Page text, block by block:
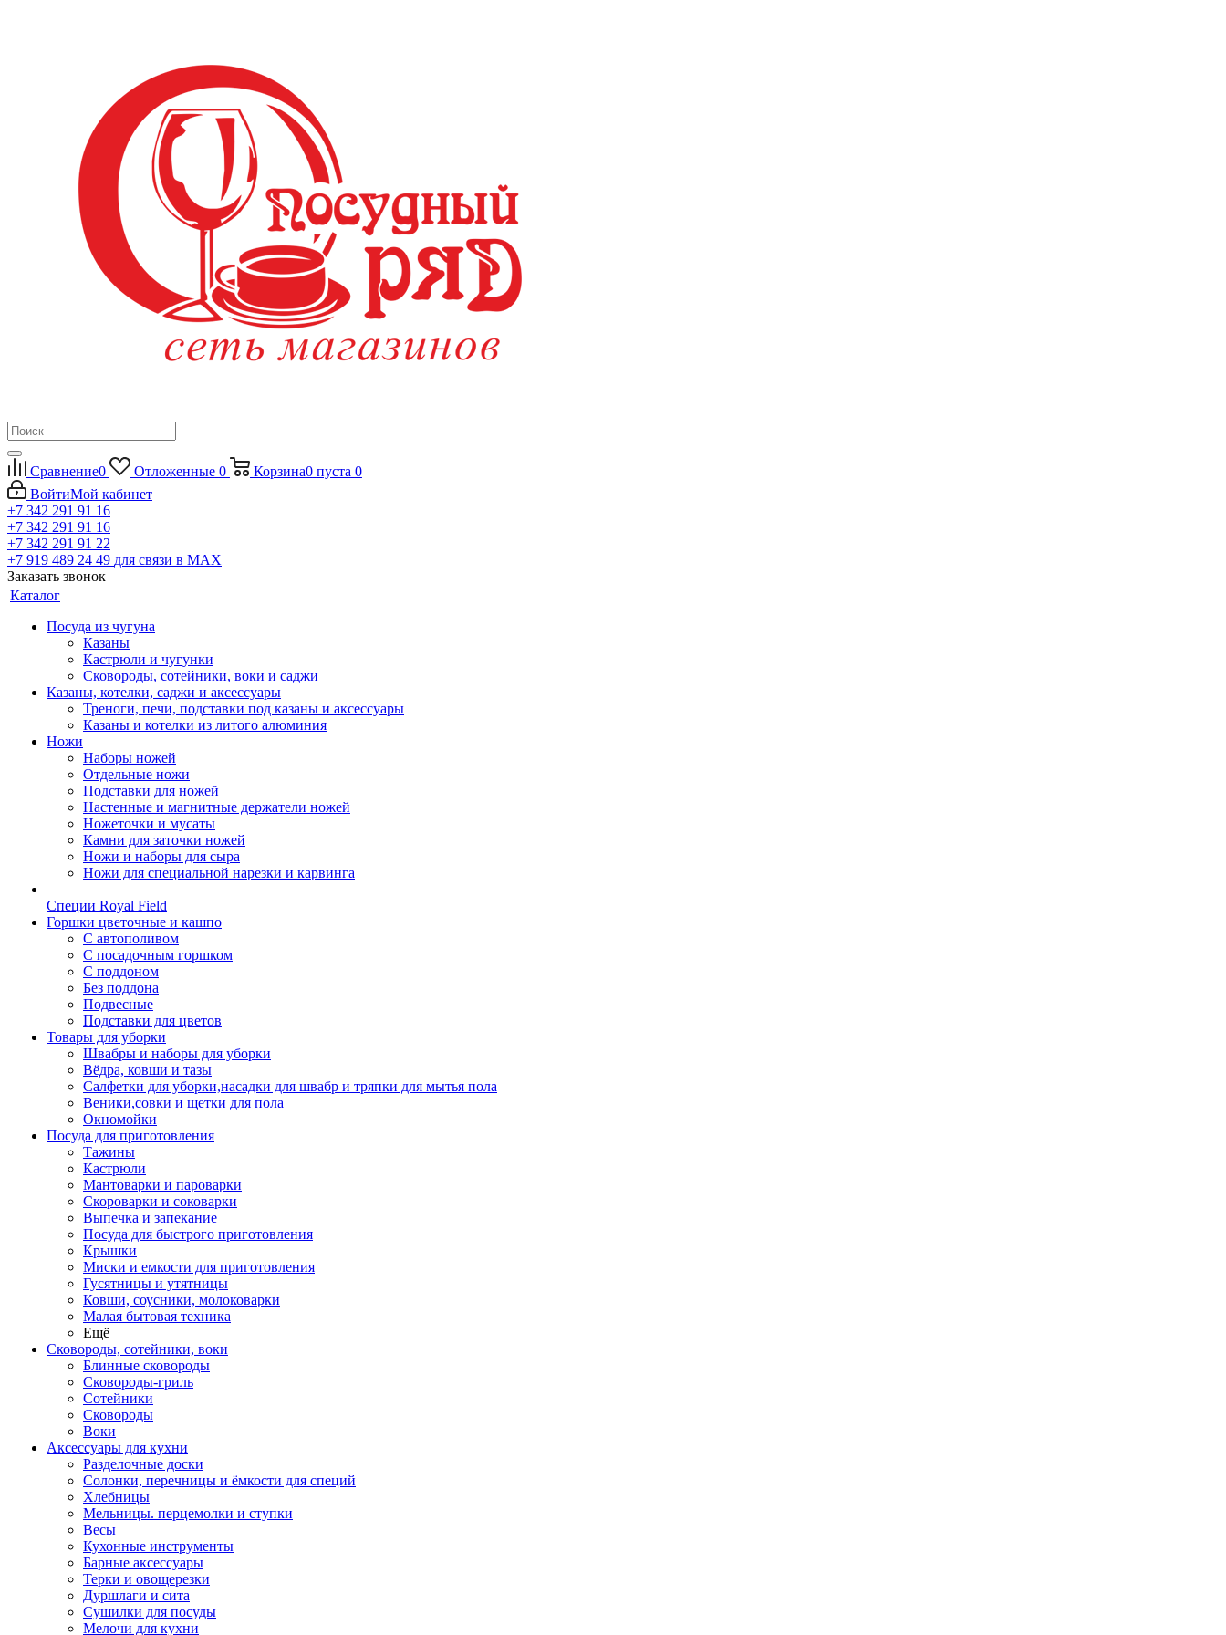
Сравнение0 Отложенные 0 Корзина0 пуста 0
ВойтиМой кабинет
+7 342 291 91 16
+7 342 291 91 16
+7 342 291 91 22
+7 919 489 24 49 для связи в МАХ
Заказать звонок
Каталог
Посуда из чугуна
Казаны
Кастрюли и чугунки
Сковороды, сотейники, воки и саджи
Казаны, котелки, саджи и аксессуары
Треноги, печи, подставки под казаны и аксессуары
Казаны и котелки из литого алюминия
Ножи
Наборы ножей
Отдельные ножи
Подставки для ножей
Настенные и магнитные держатели ножей
Ножеточки и мусаты
Камни для заточки ножей
Ножи и наборы для сыра
Ножи для специальной нарезки и карвинга
Специи Royal Field
Горшки цветочные и кашпо
С автополивом
С посадочным горшком
С поддоном
Без поддона
Подвесные
Подставки для цветов
Товары для уборки
Швабры и наборы для уборки
Вёдра, ковши и тазы
Салфетки для уборки,насадки для швабр и тряпки для мытья пола
Веники,совки и щетки для пола
Окномойки
Посуда для приготовления
Тажины
Кастрюли
Мантоварки и пароварки
Скороварки и соковарки
Выпечка и запекание
Посуда для быстрого приготовления
Крышки
Миски и емкости для приготовления
Гусятницы и утятницы
Ковши, соусники, молоковарки
Малая бытовая техника
Ещё
Сковороды, сотейники, воки
Блинные сковороды
Сковороды-гриль
Сотейники
Сковороды
Воки
Аксессуары для кухни
Разделочные доски
Солонки, перечницы и ёмкости для специй
Хлебницы
Мельницы. перцемолки и ступки
Весы
Кухонные инструменты
Барные аксессуары
Терки и овощерезки
Дуршлаги и сита
Сушилки для посуды
Мелочи для кухни